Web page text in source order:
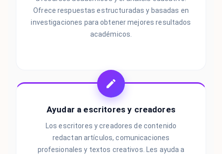
Ofrece respuestas estructuradas y basadas en
investigaciones para obtener mejores resultados
académicos.
Ayudar a escritores y creadores
Los escritores y creadores de contenido
redactan artículos, comunicaciones
profesionales y textos creativos. Les ayuda a